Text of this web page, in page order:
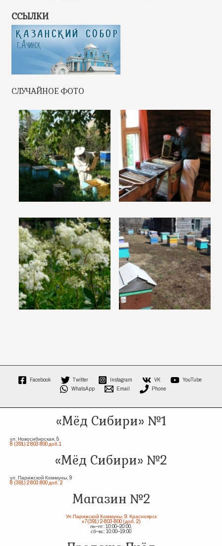
ССЫЛКИ
СЛУЧАЙНОЕ ФОТО
Facebook Twitter Instagram VK
YouTube
WhatsApp
Email Phone
«Мёд Сибири» №1
ул. Новосибирская, 5
8 (391) 2 803 800 доб.1
«Мёд Сибири» №2
ул. Парижской Коммуны, 9
8 (391) 2 803 800 доб. 2
Магазин №2
Ул.Парижской Коммуны, 9. Красноярск
+7(391) 2-803-800 (доб. 2)
пн–пт: 10:00–20:00,
сб–вс: 10:00–19:00